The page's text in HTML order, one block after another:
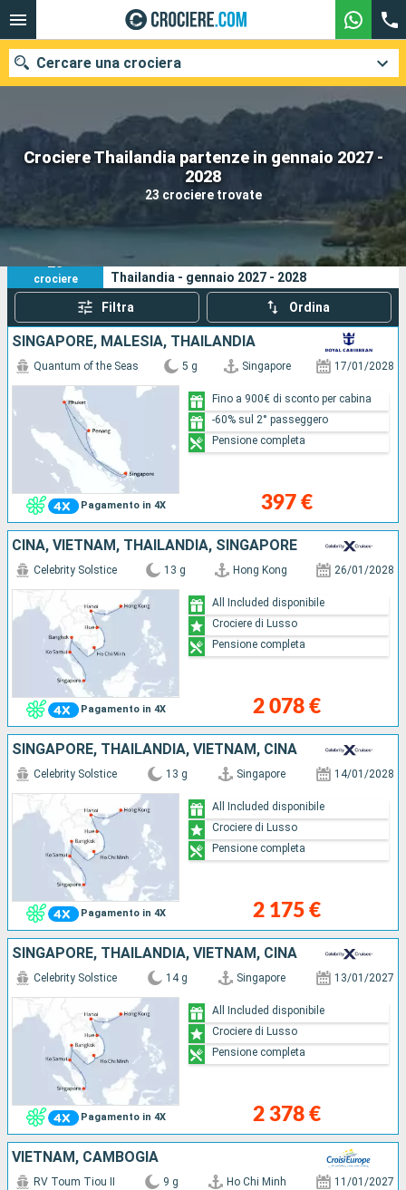
Crociere Thailandia partenze in gennaio 2027 -
2028
23 crociere trovate
Cercare una crociera
Le nostre destinazioni
Mesi di partenza
Ricerca
23
crociere
I tuoi criteri di ricerca:
Thailandia - gennaio 2027 - 2028
Filtra Ordina
SINGAPORE, MALESIA, THAILANDIA
Pagamento in 4X
Quantum of the Seas 5 g Singapore 17/01/2028
397 €
Fino a 900€ di sconto per cabina
-60% sul 2° passeggero
Pensione completa
CINA, VIETNAM, THAILANDIA, SINGAPORE
Pagamento in 4X
Celebrity Solstice 13 g Hong Kong 26/01/2028
2 078 €
All Included disponibile
Crociere di Lusso
Pensione completa
SINGAPORE, THAILANDIA, VIETNAM, CINA
Pagamento in 4X
Celebrity Solstice 13 g Singapore 14/01/2028
2 175 €
All Included disponibile
Crociere di Lusso
Pensione completa
SINGAPORE, THAILANDIA, VIETNAM, CINA
Pagamento in 4X
Celebrity Solstice 14 g Singapore 13/01/2027
2 378 €
All Included disponibile
Crociere di Lusso
Pensione completa
VIETNAM, CAMBOGIA
RV Toum Tiou II 9 g Ho Chi Minh 11/01/2027